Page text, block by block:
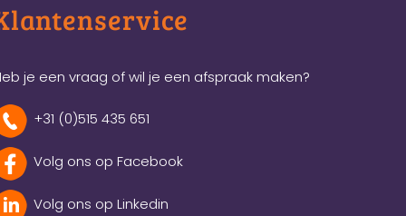
je een vraag of wil je een afspraak maken?
+31 (0)515 435 651
Volg ons op Facebook
Volg ons op Linkedin